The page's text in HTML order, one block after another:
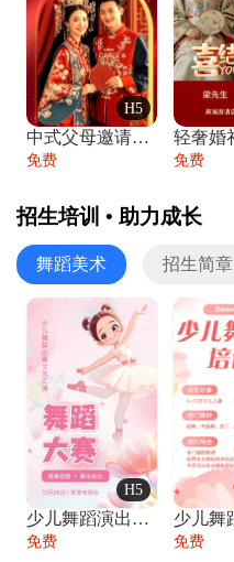
H5
中式父母邀请函婚礼结婚请柬请贴父母邀请方
免费 免费
招生培训 • 助力成长
舞蹈美术 招生简章
H5
少儿舞蹈演出舞蹈比赛跳舞大赛文艺汇演活动
免费 免费